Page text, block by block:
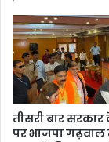
तीसरी बार
पर भाजपा